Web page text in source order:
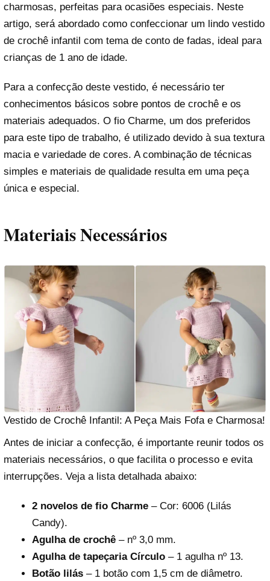
charmosas, perfeitas para ocasiões especiais. Neste
artigo, será abordado como confeccionar um lindo vestido
de crochê infantil com tema de conto de fadas, ideal para
crianças de 1 ano de idade.
Para a confecção deste vestido, é necessário ter
conhecimentos básicos sobre pontos de crochê e os
materiais adequados. O fio Charme, um dos preferidos
para este tipo de trabalho, é utilizado devido à sua textura
macia e variedade de cores. A combinação de técnicas
simples e materiais de qualidade resulta em uma peça
única e especial.
Materiais Necessários
Vestido de Crochê Infantil: A Peça Mais Fofa e Charmosa!
Antes de iniciar a confecção, é importante reunir todos os
materiais necessários, o que facilita o processo e evita
interrupções. Veja a lista detalhada abaixo:
2 novelos de fio Charme– Cor: 6006 (Lilás
Candy).
Agulha de crochê– nº 3,0 mm.
Agulha de tapeçaria Círculo– 1 agulha nº 13.
Botão lilás– 1 botão com 1,5 cm de diâmetro.